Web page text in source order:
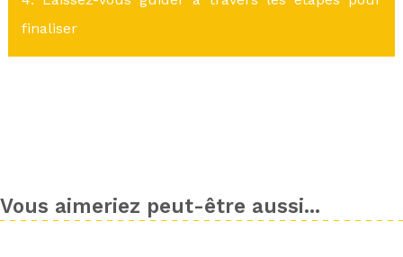
finaliser
Vous aimeriez peut-être aussi...